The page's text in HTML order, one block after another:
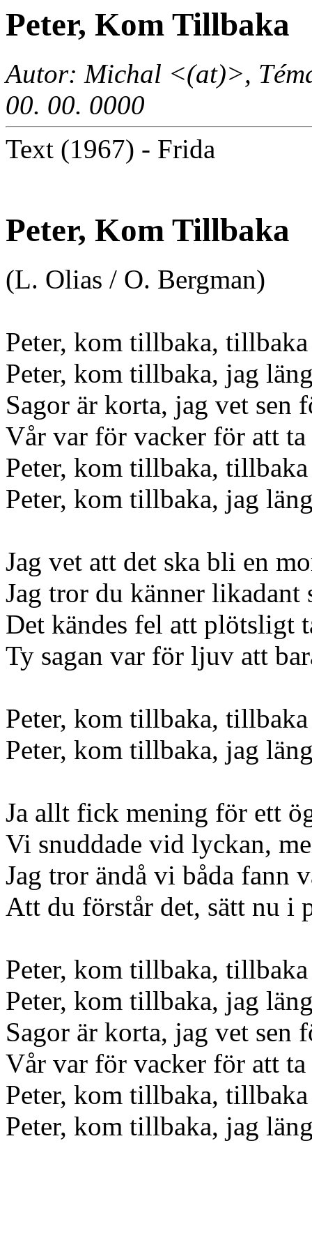
Peter, Kom Tillbaka
Autor: Michal <(at)>,
00. 00. 0000
Text (1967) - Frida
Peter, Kom Tillbaka
(L. Olias / O. Bergman)
Peter, kom tillbaka,
Peter, kom tillbaka, jag
Sagor är korta, jag vet sen
Vår var för vacker för att
Peter, kom tillbaka,
Peter, kom tillbaka, jag
Jag vet att det ska bli en
Jag tror du känner likadant
Det kändes fel att plötsligt
Ty sagan var för ljuv att
Peter, kom tillbaka,
Peter, kom tillbaka, jag
Ja allt fick mening för ett
Vi snuddade vid lyckan,
Jag tror ändå vi båda fann
Att du förstår det, sätt nu i
Peter, kom tillbaka,
Peter, kom tillbaka, jag
Sagor är korta, jag vet sen
Vår var för vacker för att
Peter, kom tillbaka,
Peter, kom tillbaka, jag